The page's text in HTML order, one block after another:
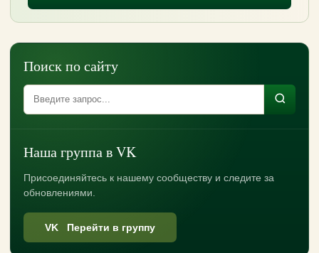
Поиск по сайту
Наша группа в VK
Присоединяйтесь к нашему сообществу и следите за
обновлениями.
VK Перейти в группу